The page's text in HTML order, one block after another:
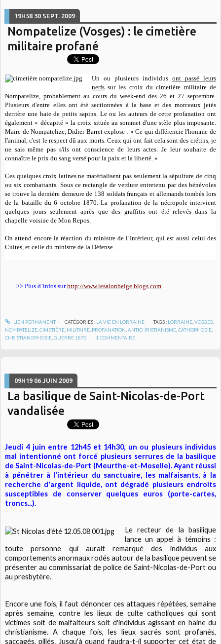
19H58 30 SEPT. 2009
Nompatelize (Vosges) : le cimetière
militaire profané
Un ou plusieurs individus ont passé leurs
nerfssur les croix du cimetière militaire de
Nompatelize, probablement au cours du week-end des 26 et 27 septembre.
Plusieurs d'entre elles ont été sectionnées à la base et des morceaux jetés
derrière une haie de petits sapins. Le ou les auteurs de cette profanation ont
également « décapité » la croix située au sommet d'une stèle plus imposante.
Maire de Nompatelize, Didier Barret explose : « Ce qui différencie l'homme de
l'animal, c'est le respect dû aux morts. Ceux qui ont fait cela sont des crétins, je
ne sais même pas s'ils ont conscience de leurs actes. Je leur souhaite de
connaître le prix du sang versé pour la paix et la liberté . »
Ces quelques croix latines ne matérialisent pas seulement la sépulture de cinq
ou six combattants. Sous ce rectangle de verdure entretenu par des bénévoles
se trouve la dernière demeure de 138 soldats français et allemands tombés lors
de la bataille du 6 octobre 1870.La profanation de la nécropole intervient
quelques jours seulement après que des graffitis ont été relevés dans la
chapelle voisine de Mon Repos
On attend encore la réaction du ministre de l’Intérieur, qui est aussi celui des
Cultes, et celle du ministre de la Défense…
>> Plus d’infos sur http://www.lesalonbeige.blogs.com
LIEN PERMANENT CATÉGORIES : LA VIE EN LORRAINE TAGS : LORRAINE ,VOSGES
NOMPATELIZE ,CIMETIÈRE MILITAIRE PROFANATION ,ANTICHRISTIANISME ,CATHOPHOBIE
CHRISTIANOPHOBIE ,GUERRE 1870 1 COMMENTAIRE
09H19 06 JUIN 2009
La basilique de Saint-Nicolas-de-Port
vandalisée
Jeudi 4 juin entre 12h45 et 14h30, un ou plusieurs individus
mal intentionné ont forcé plusieurs serrures de la basilique
de Saint-Nicolas-de-Port (Meurthe-et-Moselle). Ayant réussi
à pénétrer à l'intérieur du sanctuaire, les malfaisants, à la
recherche d'argent liquide, ont dégradé plusieurs endroits
susceptibles de conserver quelques euros (porte-cartes,
troncs...).
Le recteur de la basilique
lance un appel à témoins :
toute personne qui aurait remarqué des individus aux
comportements anormaux rodés autour de la basilique peuvent se
présenter au commissariat de police de Saint-Nicolas-de-Port ou
au presbytère.
Encore une fois, il faut dénoncer ces attaques répétées, semaine
après semaine, contre les lieux de culte catholiques qui sont
victimes soit de malfaiteurs soit d'individus agissant en haine du
christianisme. A chaque fois, les lieux sacrés sont profanés,
saccagés, pillés. Jusqu'à quand faudra-t-il supporter cet état de